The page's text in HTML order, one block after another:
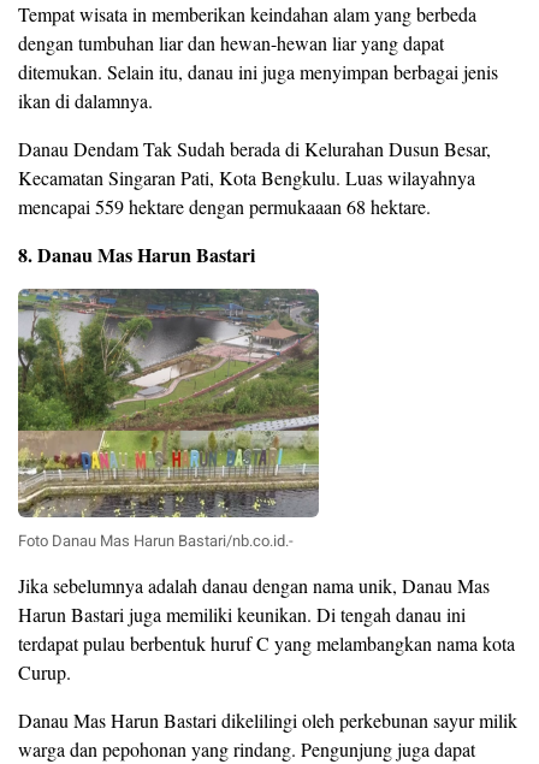
Tempat wisata in memberikan keindahan alam yang berbeda
dengan tumbuhan liar dan hewan-hewan liar yang dapat
ditemukan. Selain itu, danau ini juga menyimpan berbagai jenis
ikan di dalamnya.
Danau Dendam Tak Sudah berada di Kelurahan Dusun Besar,
Kecamatan Singaran Pati, Kota Bengkulu. Luas wilayahnya
mencapai 559 hektare dengan permukaaan 68 hektare.
8. Danau Mas Harun Bastari
Foto Danau Mas Harun Bastari/nb.co.id.-
Jika sebelumnya adalah danau dengan nama unik, Danau Mas
Harun Bastari juga memiliki keunikan. Di tengah danau ini
terdapat pulau berbentuk huruf C yang melambangkan nama kota
Curup.
Danau Mas Harun Bastari dikelilingi oleh perkebunan sayur milik
warga dan pepohonan yang rindang. Pengunjung juga dapat